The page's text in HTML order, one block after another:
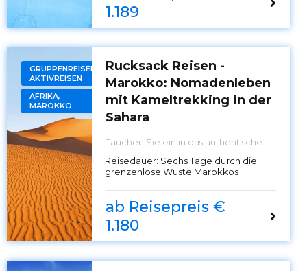
1.189
GRUPPENREISEN,
AKTIVREISEN
AFRIKA,
MAROKKO
Rucksack Reisen -
Marokko: Nomadenleben
mit Kameltrekking in der
Sahara
Tauchen Sie ein in das authentische
unserem exklusiven Kameltrekking-
Abenteuer. Erleben Sie die
buchen und die Seele Marokkos
entdecken!
Reisedauer: Sechs Tage durch die
grenzenlose Wüste Marokkos
ab Reisepreis €
1.180